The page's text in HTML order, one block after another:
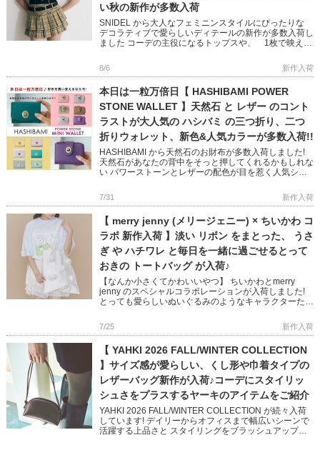
い秋の新作が多数入荷
SNIDEL から大人なフェミニンスタイルにぴったりな
デコラティブで愛らしいディテールの新作が多数入荷し
ました コーデの主役になるトップスや、 1枚で映える
8/6 新作入荷
本日は一粒万倍日【 HASHIBAMI POWER
STONE WALLET 】天然石 と レザー のコント
ラストが大人気の ハシバミ の三つ折り、二つ
折りウォレット、新色&人気カラーが多数入荷!!
HASHIBAMI から天然石のお財布が多数入荷しました!
天然石があなたの背中をそっと押してくれるかもしれな
い パワーストーンとレザーの配色が目を惹く人気シリ
7/31 新作入荷
【 merry jenny (メリージェニー) × ちいかわ コ
ラボ 新作入荷 】淡い リボン をまとった、 うさ
ぎ や ハチワレ と毎日を一緒に過ごせるとって
おきの トートバッグ が入荷♪
【なんか小さくてかわいいやつ】 ちいかわとmerry
jenny のスペシャルコラボレーションが入荷しました!
とっても愛らしいぬいぐるみのようなキャラクターたく
のしく […]
7/25 新作入荷
【 YAHKI 2026 FALL/WINTER COLLECTION
】サイズ感が愛らしい、くし形や巾着タイプの
レザーバッグ新作が入荷♪コーデにスタイリッ
シュさをプラスするヤーキのアイテムをご紹介
YAHKI 2026 FALL/WINTER COLLECTION が続々入荷
しています! デイリーからオフィスまで幅広いシーンで
活躍する上品さと スタイリングをブラッシュアップし